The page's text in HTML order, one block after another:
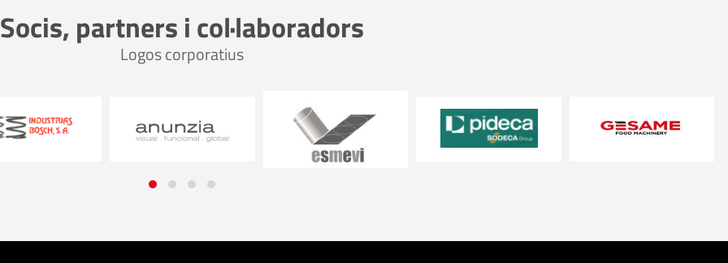
Socis, partners i col·laboradors
Logos corporatius